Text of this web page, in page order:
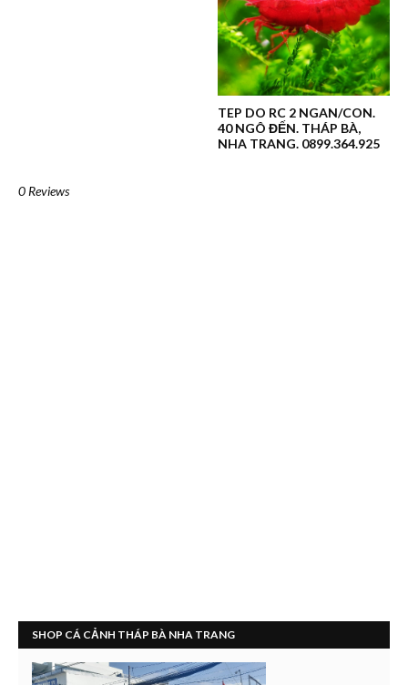
TEP DO RC 2 NGAN/CON.
40 NGÔ ĐẾN. THÁP BÀ,
NHA TRANG. 0899.364.925
0 Reviews
SHOP CÁ CẢNH THÁP BÀ NHA TRANG